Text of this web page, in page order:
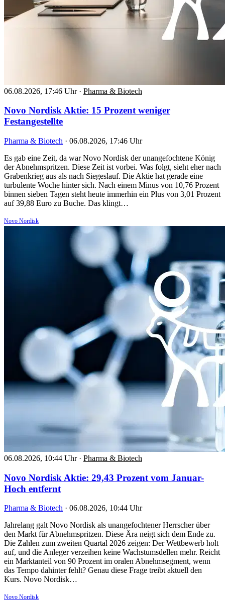
06.08.2026, 17:46 Uhr · Pharma & Biotech
Novo Nordisk Aktie: 15 Prozent weniger
Festangestellte
Pharma & Biotech · 06.08.2026, 17:46 Uhr
Es gab eine Zeit, da war Novo Nordisk der unangefochtene König
der Abnehmspritzen. Diese Zeit ist vorbei. Was folgt, sieht eher nach
Grabenkrieg aus als nach Siegeslauf. Die Aktie hat gerade eine
turbulente Woche hinter sich. Nach einem Minus von 10,76 Prozent
binnen sieben Tagen steht heute immerhin ein Plus von 3,01 Prozent
auf 39,88 Euro zu Buche. Das klingt…
Novo Nordisk
06.08.2026, 10:44 Uhr · Pharma & Biotech
Novo Nordisk Aktie: 29,43 Prozent vom Januar-
Hoch entfernt
Pharma & Biotech · 06.08.2026, 10:44 Uhr
Jahrelang galt Novo Nordisk als unangefochtener Herrscher über
den Markt für Abnehmspritzen. Diese Ära neigt sich dem Ende zu.
Die Zahlen zum zweiten Quartal 2026 zeigen: Der Wettbewerb holt
auf, und die Anleger verzeihen keine Wachstumsdellen mehr. Reicht
ein Marktanteil von 90 Prozent im oralen Abnehmsegment, wenn
das Tempo dahinter fehlt? Genau diese Frage treibt aktuell den
Kurs. Novo Nordisk…
Novo Nordisk